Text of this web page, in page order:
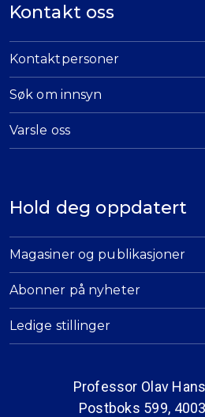
Kontakt oss
Kontaktpersoner
Søk om innsyn
Varsle oss
Hold deg oppdatert
Magasiner og publikasjoner
Abonner på nyheter
Ledige stillinger
Professor Olav
Postboks 599,